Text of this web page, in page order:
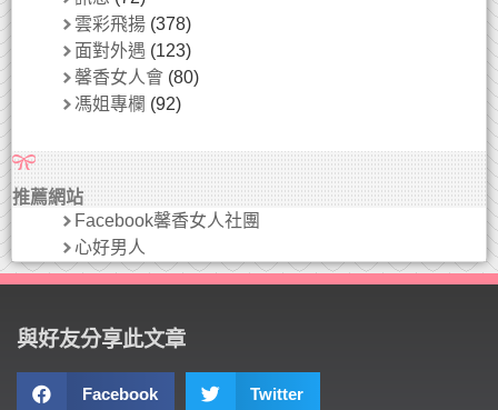
雲彩飛揚 (378)
面對外遇 (123)
馨香女人會 (80)
馮姐專欄 (92)
推薦網站
Facebook馨香女人社團
心好男人
與好友分享此文章
Facebook Twitter